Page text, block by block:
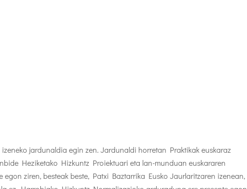
jardunaldia egin zen. Jardunaldi horretan Praktikak euskaraz
Heziketako Hizkuntz Proiektuari eta lan-munduan euskararen
ziren, besteak beste, Patxi Baztarrika Eusko Jaurlaritzaren izenean,